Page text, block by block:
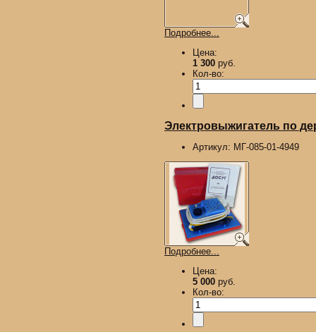
Подробнее...
Цена:
1 300 руб.
Кол-во:
Электровыжигатель по
Артикул: МГ-085-01-4949
Подробнее...
Цена:
5 000 руб.
Кол-во: